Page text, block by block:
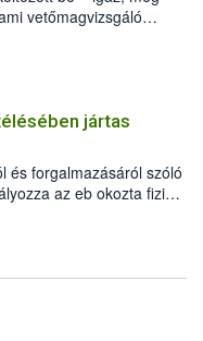
vetőmagvizsgáló
Czigler Győző által
jártas
és forgalmazásáról szóló
az eb okozta fizikai
felmerülő
eb tartását és annak
jártas szakértőt.